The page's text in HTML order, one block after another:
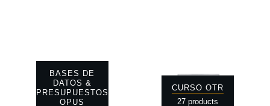
BASES DE
DATOS &
PRESUPUESTOS
OPUS
CURSO OTR
27 products